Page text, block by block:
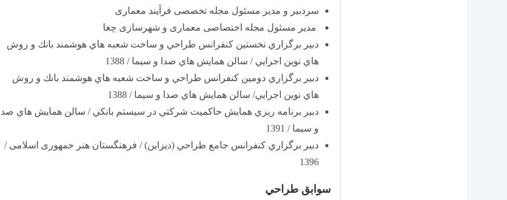
سردبیر و مدیر مسئول مجله تخصصی فرآیند معماری
مدیر مسئول مجله اختصاصی معماری و شهرسازی چغا
دبير برگزاري نخستين کنفرانس طراحي و ساخت شعبه هاي هوشمند بانك و روش
هاي نوين اجرايي / سالن همايش هاي صدا و سيما / 1388
دبير برگزاري دومین کنفرانس طراحي و ساخت شعبه هاي هوشمند بانك و روش
هاي نوين اجرايي/ سالن همايش هاي صدا و سيما / 1388
دبير برنامه ريزي همايش حاکميت شرکتي در سيستم بانکي / سالن همايش هاي صدا
و سيما / 1391
دبير برگزاري کنفرانس جامع طراحي (ديزاين) / فرهنگستان هنر جمهوری اسلامی /
1396
سوابق طراحي